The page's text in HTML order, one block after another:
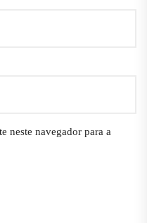
neste navegador para a